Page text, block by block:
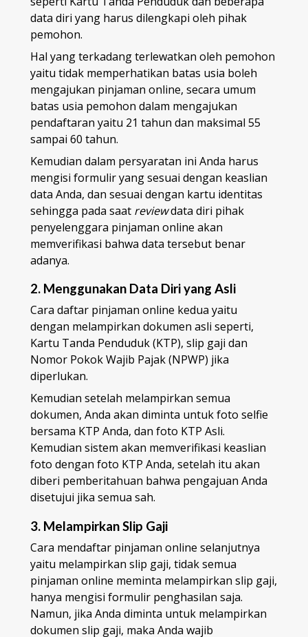
data diri yang harus dilengkapi oleh pihak
pemohon.
Hal yang terkadang terlewatkan oleh pemohon
yaitu tidak memperhatikan batas usia boleh
mengajukan pinjaman online, secara umum
batas usia pemohon dalam mengajukan
pendaftaran yaitu 21 tahun dan maksimal 55
sampai 60 tahun.
Kemudian dalam persyaratan ini Anda harus
mengisi formulir yang sesuai dengan keaslian
data Anda, dan sesuai dengan kartu identitas
sehingga pada saat reviewdata diri pihak
penyelenggara pinjaman online akan
memverifikasi bahwa data tersebut benar
adanya.
2. Menggunakan Data Diri yang Asli
Cara daftar pinjaman online kedua yaitu
dengan melampirkan dokumen asli seperti,
Kartu Tanda Penduduk (KTP), slip gaji dan
Nomor Pokok Wajib Pajak (NPWP) jika
diperlukan.
Kemudian setelah melampirkan semua
dokumen, Anda akan diminta untuk foto selfie
bersama KTP Anda, dan foto KTP Asli.
Kemudian sistem akan memverifikasi keaslian
foto dengan foto KTP Anda, setelah itu akan
diberi pemberitahuan bahwa pengajuan Anda
disetujui jika semua sah.
3. Melampirkan Slip Gaji
Cara mendaftar pinjaman online selanjutnya
yaitu melampirkan slip gaji, tidak semua
pinjaman online meminta melampirkan slip gaji,
hanya mengisi formulir penghasilan saja.
Namun, jika Anda diminta untuk melampirkan
dokumen slip gaji, maka Anda wajib